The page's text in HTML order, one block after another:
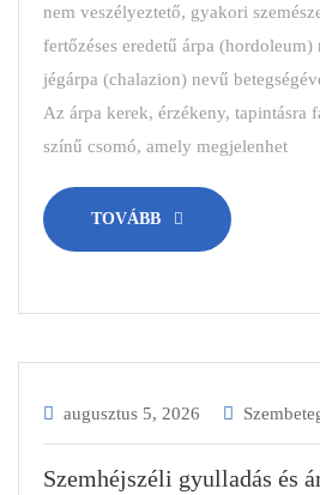
nem veszélyeztető, gyakori
fertőzéses eredetű árpa (hordoleum)
jégárpa (chalazion) nevű
Az árpa kerek, érzékeny, tapintásra
színű csomó, amely megjelenhet
TOVÁBB
augusztus 5, 2026
Szemhéjszéli gyulladás és